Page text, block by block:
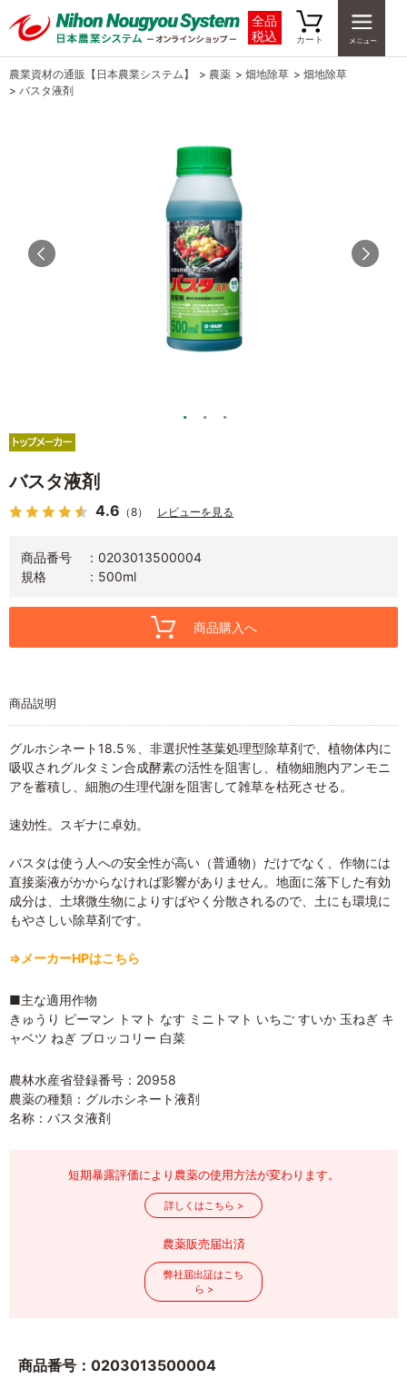
全品
税込
カート
農業資材の通販【日本農業システム】 > 農薬 > 畑地除草 > 畑地除草
> バスタ液剤
バスタ液剤
4.6 （8） レビューを見る
商品番号
0203013500004
規格
500ml
商品購入へ
商品説明
グルホシネート18.5％、非選択性茎葉処理型除草剤で、植物体内に
吸収されグルタミン合成酵素の活性を阻害し、植物細胞内アンモニ
アを蓄積し、細胞の生理代謝を阻害して雑草を枯死させる。
速効性。スギナに卓効。
バスタは使う人への安全性が高い（普通物）だけでなく、作物には
直接薬液がかからなければ影響がありません。地面に落下した有効
成分は、土壌微生物によりすばやく分散されるので、土にも環境に
もやさしい除草剤です。
⇒メーカーHPはこちら
■主な適用作物
きゅうり ピーマン トマト なす ミニトマト いちご すいか 玉ねぎ キ
ャベツ ねぎ ブロッコリー 白菜
農林水産省登録番号：20958
農薬の種類：グルホシネート液剤
名称：バスタ液剤
短期暴露評価により農薬の使用方法が変わります。
詳しくはこちら >
農薬販売届出済
弊社届出証はこち
ら >
商品番号：0203013500004